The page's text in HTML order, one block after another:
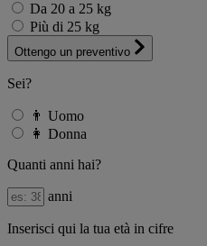
Da 20 a 25 kg
Più di 25 kg
Ottengo un preventivo
Sei?
👨 Uomo
👩 Donna
Quanti anni hai?
anni
Inserisci qui la tua età in cifre